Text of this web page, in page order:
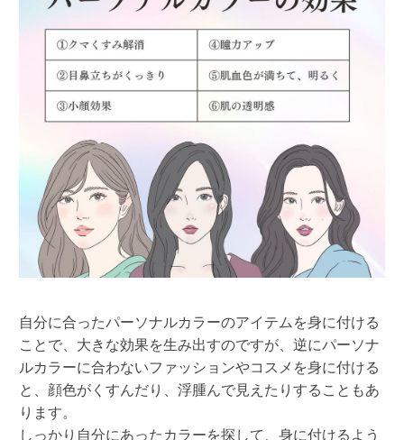
自分に合ったパーソナルカラーのアイテムを身に付ける
ことで、大きな効果を生み出すのですが、逆にパーソナ
ルカラーに合わないファッションやコスメを身に付ける
と、顔色がくすんだり、浮腫んで見えたりすることもあ
ります。
しっかり自分にあったカラーを探して、身に付けるよう